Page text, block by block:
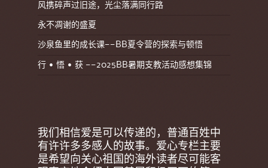
风携碎声过旧途，光尘落满同行路
永不凋谢的盛夏
沙泉鱼里的成长课——BB夏令营的探索与顿悟
行 • 悟 • 获 ——2025BB暑期支教活动感想集锦
我们相信爱是可以传递的，普通百姓中
有许许多多感人的故事。爱心专栏主要
是希望向关心祖国的海外读者尽可能客